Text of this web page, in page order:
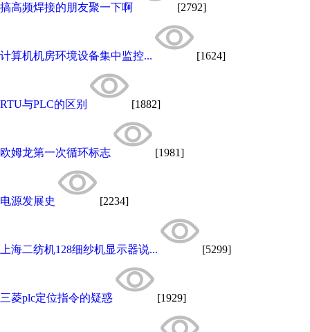
搞高频焊接的朋友聚一下啊 [2792]
计算机机房环境设备集中监控... [1624]
RTU与PLC的区别 [1882]
欧姆龙第一次循环标志 [1981]
电源发展史 [2234]
上海二纺机128细纱机显示器说... [5299]
三菱plc定位指令的疑惑 [1929]